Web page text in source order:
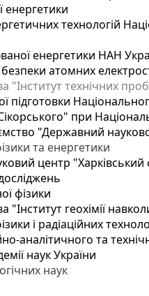
енергетики
технологій
енергетики НАН
атомних
"Інститут технічних
підготовки
при
"Державний
та енергетики
центр "Харківський
фізики
"Інститут геохімії
і радіаційних
аналітичного та
наук України
наук